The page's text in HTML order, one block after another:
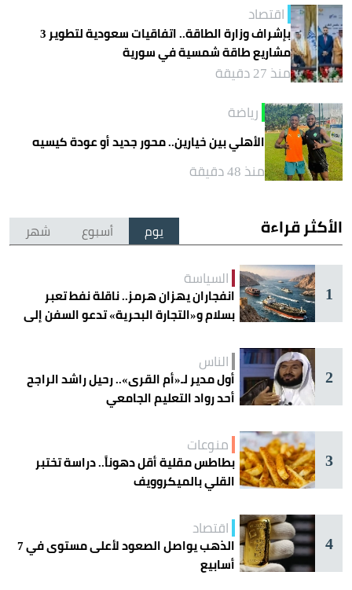
اقتصاد
بإشراف وزارة الطاقة.. اتفاقيات سعودية لتطوير 3
مشاريع طاقة شمسية في سورية
منذ 27 دقيقة
رياضة
الأهلي بين خيارين.. محور جديد أو عودة كيسيه
منذ 48 دقيقة
الأكثر قراءة يوم أسبوع شهر
1
السياسة
انفجاران يهزان هرمز.. ناقلة نفط تعبر
بسلام و«التجارة البحرية» تدعو السفن إلى
2
الناس
أول مدير لـ«أم القرى».. رحيل راشد الراجح
أحد رواد التعليم الجامعي
3
منوعات
بطاطس مقلية أقل دهوناً.. دراسة تختبر
القلي بالميكروويف
4
اقتصاد
الذهب يواصل الصعود لأعلى مستوى في 7
أسابيع